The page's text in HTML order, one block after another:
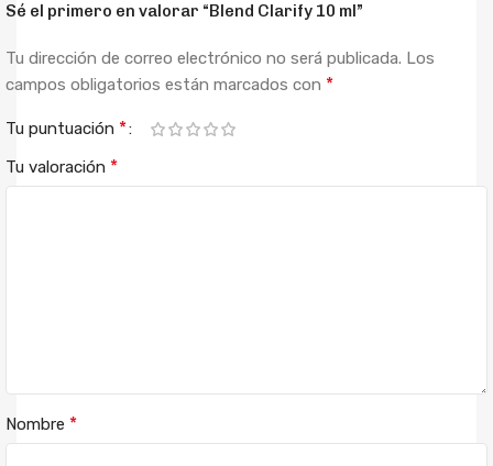
Sé el primero en valorar “Blend Clarify 10 ml”
Tu dirección de correo electrónico no será publicada. Los
campos obligatorios están marcados con *
Tu puntuación *
Tu valoración *
Nombre *